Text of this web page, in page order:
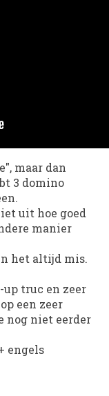
maar dan
3 domino
uit hoe goed
manier
het altijd mis.
up truc en zeer
een zeer
nog niet eerder
engels